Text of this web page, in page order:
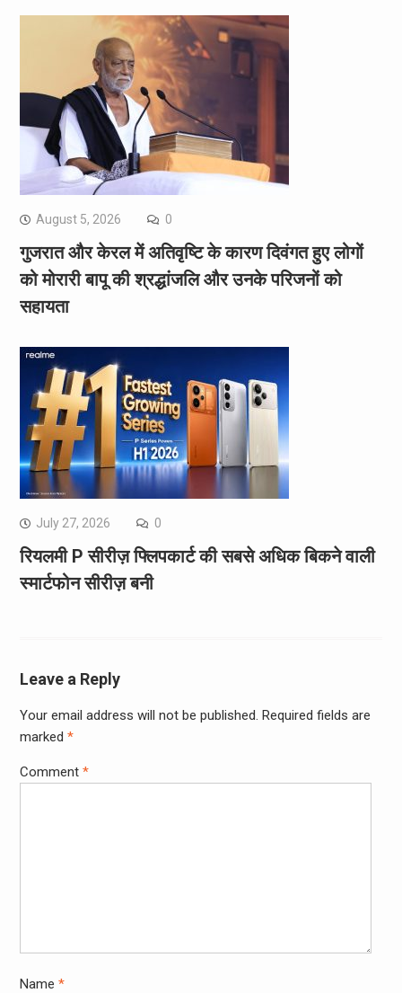
August 5, 2026 0
गुजरात और केरल में अतिवृष्टि के कारण दिवंगत हुए लोगों
को मोरारी बापू की श्रद्धांजलि और उनके परिजनों को
सहायता
July 27, 2026 0
रियलमी P सीरीज़ फ्लिपकार्ट की सबसे अधिक बिकने वाली
स्मार्टफोन सीरीज़ बनी
Leave a Reply
Your email address will not be published. Required fields are
marked *
Comment *
Name *